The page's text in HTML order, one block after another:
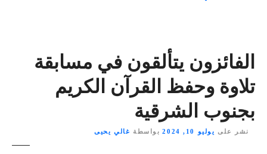
الفائزون يتألقون في مسابقة
تلاوة وحفظ القرآن الكريم
بجنوب الشرقية
نشر على يوليو 10, 2024 بواسطة غالي يحيى